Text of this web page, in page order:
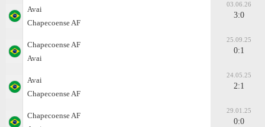
Avai
Chapecoense AF
03.06.26
3:0
Chapecoense AF
Avai
25.09.25
0:1
Avai
Chapecoense AF
24.05.25
2:1
Chapecoense AF
29.01.25
0:0